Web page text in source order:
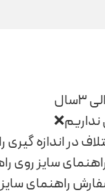
سایز روی
راهنمای